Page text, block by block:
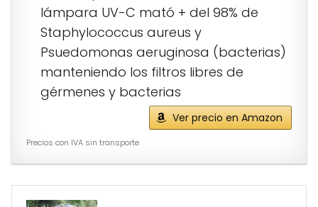
lámpara UV-C mató + del 98% de
Staphylococcus aureus y
Psuedomonas aeruginosa (bacterias)
manteniendo los filtros libres de
gérmenes y bacterias
Ver precio en Amazon
Precios con IVA sin transporte